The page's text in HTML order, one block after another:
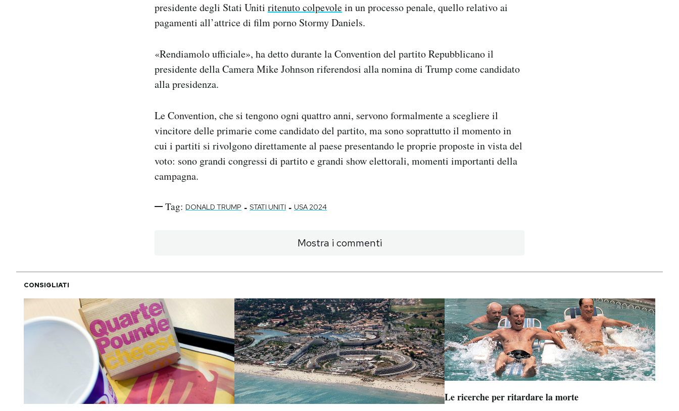
presidente degli Stati Uniti ritenuto colpevolein un processo penale, quello relativo ai
pagamenti all’attrice di film porno Stormy Daniels.
«Rendiamolo ufficiale», ha detto durante la Convention del partito Repubblicano il
presidente della Camera Mike Johnson riferendosi alla nomina di Trump come candidato
alla presidenza.
Le Convention, che si tengono ogni quattro anni, servono formalmente a scegliere il
vincitore delle primarie come candidato del partito, ma sono soprattutto il momento in
cui i partiti si rivolgono direttamente al paese presentando le proprie proposte in vista del
voto: sono grandi congressi di partito e grandi show elettorali, momenti importanti della
campagna.
Tag: DONALD TRUMP - STATI UNITI - USA 2024
Mostra i commenti
CONSIGLIATI
Le ricerche per ritardare la morte